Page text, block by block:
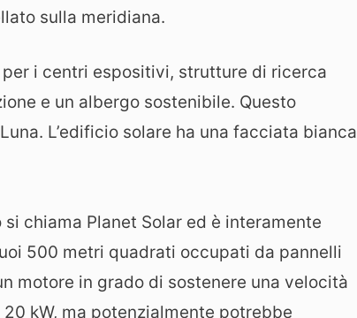
sulla meridiana.
i centri espositivi, strutture di ricerca
e un albergo sostenibile. Questo
L’edificio solare ha una facciata bianca
chiama Planet Solar ed è interamente
500 metri quadrati occupati da pannelli
motore in grado di sostenere una velocità
kW, ma potenzialmente potrebbe